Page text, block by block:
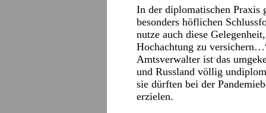
In der diplomatischen
besonders höflichen
nutze auch diese
Hochachtung zu
Amtsverwalter ist das
und Russland völlig
sie dürften bei der
erzielen.